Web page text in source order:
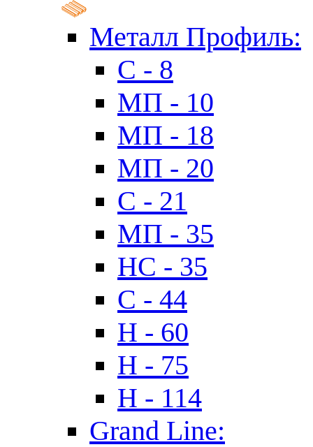
Металл Профиль:
C - 8
МП - 10
МП - 18
МП - 20
C - 21
МП - 35
HC - 35
C - 44
H - 60
H - 75
H - 114
Grand Line: